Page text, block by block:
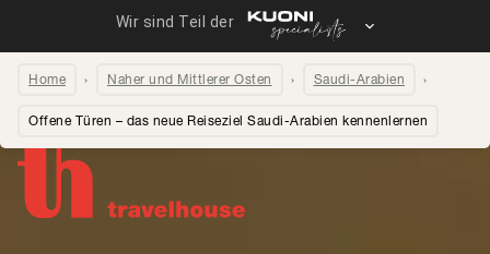
Home Naher und Mittlerer Osten Saudi-Arabien
Offene Türen – das neue Reiseziel Saudi-Arabien kennenlernen